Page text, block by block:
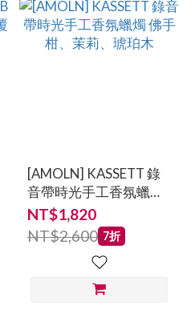
[AMOLN] KASSETT 錄
音帶時光手工香氛蠟燭
佛手柑、茉莉、琥珀木
NT$1,820
NT$2,600 7折